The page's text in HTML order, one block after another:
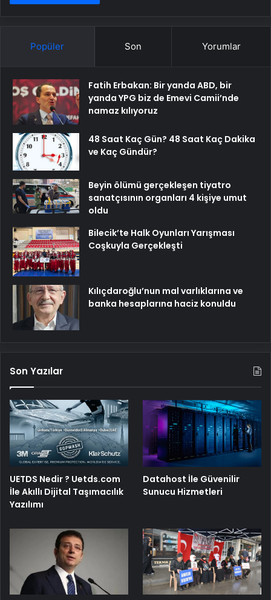
Popüler Son Yorumlar
Fatih Erbakan: Bir yanda ABD, bir
yanda YPG biz de Emevi Camii’nde
namaz kılıyoruz
48 Saat Kaç Gün? 48 Saat Kaç Dakika
ve Kaç Gündür?
Beyin ölümü gerçekleşen tiyatro
sanatçısının organları 4 kişiye umut
oldu
Bilecik’te Halk Oyunları Yarışması
Coşkuyla Gerçekleşti
Kılıçdaroğlu’nun mal varlıklarına ve
banka hesaplarına haciz konuldu
Son Yazılar
UETDS Nedir ? Uetds.com
İle Akıllı Dijital Taşımacılık
Yazılımı
Datahost İle Güvenilir
Sunucu Hizmetleri